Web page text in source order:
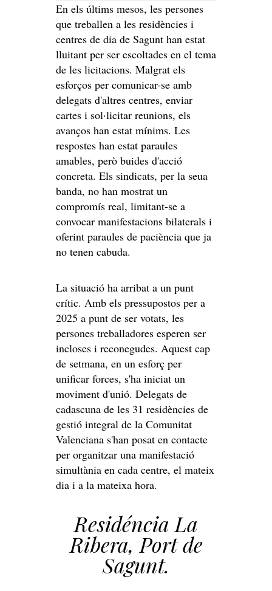
En els últims mesos, les persones
que treballen a les residències i
centres de dia de Sagunt han estat
lluitant per ser escoltades en el tema
de les licitacions. Malgrat els
esforços per comunicar-se amb
delegats d'altres centres, enviar
cartes i sol·licitar reunions, els
avanços han estat mínims. Les
respostes han estat paraules
amables, però buides d'acció
concreta. Els sindicats, per la seua
banda, no han mostrat un
compromís real, limitant-se a
convocar manifestacions bilaterals i
oferint paraules de paciència que ja
no tenen cabuda.
La situació ha arribat a un punt
crític. Amb els pressupostos per a
2025 a punt de ser votats, les
persones treballadores esperen ser
incloses i reconegudes. Aquest cap
de setmana, en un esforç per
unificar forces, s'ha iniciat un
moviment d'unió. Delegats de
cadascuna de les 31 residències de
gestió integral de la Comunitat
Valenciana s'han posat en contacte
per organitzar una manifestació
simultània en cada centre, el mateix
dia i a la mateixa hora.
Residéncia La
Ribera, Port de
Sagunt.